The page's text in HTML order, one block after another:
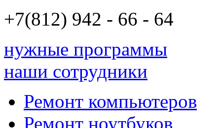
+7(812) 942 - 66 - 64
нужные программы
наши сотрудники
Ремонт компьютеров
Ремонт ноутбуков